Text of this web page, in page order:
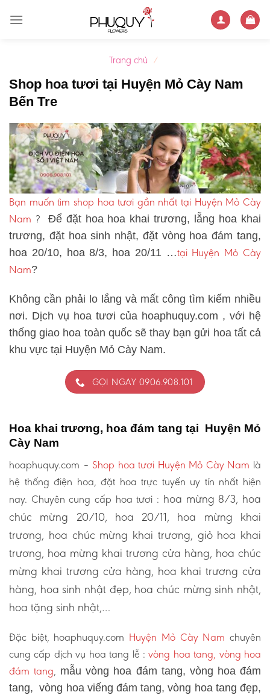
Trang chủ /
Shop hoa tươi tại Huyện Mỏ Cày Nam
Bến Tre
Bạn muốn tìm shop hoa tươi gần nhất tại Huyện Mỏ Cày
Nam ?Để đặt hoa hoa khai trương, lẵng hoa khai
trương, đặt hoa sinh nhật, đặt vòng hoa đám tang,
hoa 20/10, hoa 8/3, hoa 20/11 …tại Huyện Mỏ Cày
Nam?
Không cần phải lo lắng và mất công tìm kiếm nhiều
nơi. Dịch vụ hoa tươi của hoaphuquy.com , với hệ
thống giao hoa toàn quốc sẽ thay bạn gửi hoa tất cả
khu vực tại Huyện Mỏ Cày Nam.
GỌI NGAY 0906.908.101
Hoa khai trương, hoa đám tang tại Huyện Mỏ
Cày Nam
hoaphuquy.com – Shop hoa tươi Huyện Mỏ Cày Nam là
hệ thống điện hoa, đặt hoa trực tuyến uy tín nhất hiện
nay. Chuyên cung cấp hoa tươi : hoa mừng 8/3, hoa
chúc mừng 20/10, hoa 20/11, hoa mừng khai
trương, hoa chúc mừng khai trương, giỏ hoa khai
trương, hoa mừng khai trương cửa hàng, hoa chúc
mừng khai trương cửa hàng, hoa khai trương cửa
hàng, hoa sinh nhật đẹp, hoa chúc mừng sinh nhật,
hoa tặng sinh nhật,…
Đặc biệt, hoaphuquy.com Huyện Mỏ Cày Nam chuyên
cung cấp dịch vụ hoa tang lễ :vòng hoa tang, vòng hoa
đám tang, mẫu vòng hoa đám tang, vòng hoa đám
tang, vòng hoa viếng đám tang, vòng hoa tang đẹp,